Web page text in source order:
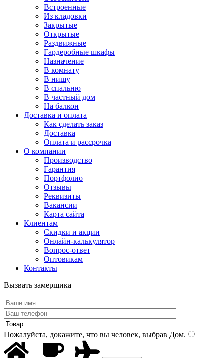
Встроенные
Из кладовки
Закрытые
Открытые
Раздвижные
Гардеробные шкафы
Назначение
В комнату
В нишу
В спальню
В частный дом
На балкон
Доставка и оплата
Как сделать заказ
Доставка
Оплата и рассрочка
О компании
Производство
Гарантия
Портфолио
Отзывы
Реквизиты
Вакансии
Карта сайта
Клиентам
Скидки и акции
Онлайн-калькулятор
Вопрос-ответ
Оптовикам
Контакты
Вызвать замерщика
Пожалуйста, докажите, что вы человек, выбрав Дом.